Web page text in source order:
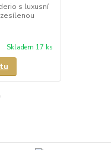
s luxusní
Skladem 17 ks